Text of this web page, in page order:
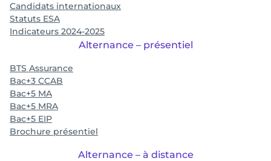
Candidats internationaux
Statuts ESA
Indicateurs 2024-2025
Alternance – présentiel
BTS Assurance
Bac+3 CCAB
Bac+5 MA
Bac+5 MRA
Bac+5 EIP
Brochure présentiel
Alternance – à distance